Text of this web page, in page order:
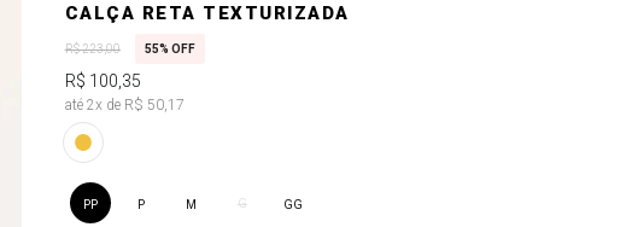
CALÇA RETA TEXTURIZADA
R$223,00 55% OFF
R$ 100 35
até 2x de R$ 50,17
PP P M G GG